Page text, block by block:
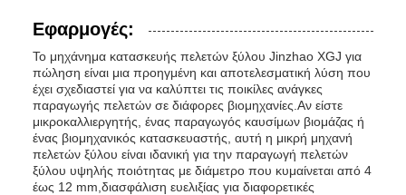
Εφαρμογές:
Το μηχάνημα κατασκευής πελετών ξύλου Jinzhao XGJ για
πώληση είναι μια προηγμένη και αποτελεσματική λύση που
έχει σχεδιαστεί για να καλύπτει τις ποικίλες ανάγκες
παραγωγής πελετών σε διάφορες βιομηχανίες.Αν είστε
μικροκαλλιεργητής, ένας παραγωγός καυσίμων βιομάζας ή
ένας βιομηχανικός κατασκευαστής, αυτή η μικρή μηχανή
πελετών ξύλου είναι ιδανική για την παραγωγή πελετών
ξύλου υψηλής ποιότητας με διάμετρο που κυμαίνεται από 4
έως 12 mm,διασφάλιση ευελιξίας για διαφορετικές